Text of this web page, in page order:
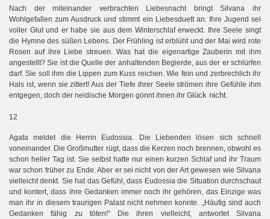
Nach der miteinander verbrachten Liebesnacht bringt Silvana ihr
Wohlgefallen zum Ausdruck und stimmt ein Liebesduett an. Ihre Jugend sei
voller Glut und er habe sie aus dem Winterschlaf erweckt. Ihre Seele singt
die Hymne des süßen Lebens. Der Frühling ist erblüht und der Mai wird rote
Rosen auf ihre Liebe streuen. Was hat die eigenartige Zauberin mit ihm
angestellt? Sie ist die Quelle der anhaltenden Begierde, aus der er schlürfen
darf. Sie soll ihm die Lippen zum Kuss reichen. Wie fein und zerbrechlich ihr
Hals ist, wenn sie zittert! Aus der Tiefe ihrer Seele strömen ihre Gefühle ihm
entgegen, doch der neidische Morgen gönnt ihnen ihr Glück nicht.
12
Agata meldet die Herrin Eudossia. Die Liebenden lösen sich schnell
voneinander. Die Großmutter rügt, dass die Kerzen noch brennen, obwohl es
schon heller Tag ist. Sie selbst hatte nur einen kurzen Schlaf und ihr Traum
war schon früher zu Ende. Aber er sei nicht von der Art gewesen wie Silvana
vielleicht denkt. Sie hat das Gefühl, dass Eudossia die Situation durchschaut
und kontert, dass ihre Gedanken immer noch ihr gehören, das Einzige was
man ihr in diesem traurigen Palast nicht nehmen konnte. „Häufig sind auch
Gedanken fähig zu töten!“ Die ihren vielleicht, antwortet Silvana